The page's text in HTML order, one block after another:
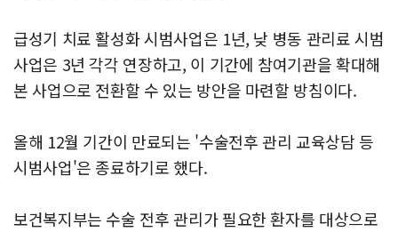
급성기 치료 활성화 시범사업은 1년, 낮 병동 관리료 시범
사업은 3년 각각 연장하고, 이 기간에 참여기관을 확대해
본 사업으로 전환할 수 있는 방안을 마련할 방침이다.
올해 12월 기간이 만료되는 '수술전후 관리 교육상담 등
시범사업'은 종료하기로 했다.
보건복지부는 수술 전후 관리가 필요한 환자를 대상으로